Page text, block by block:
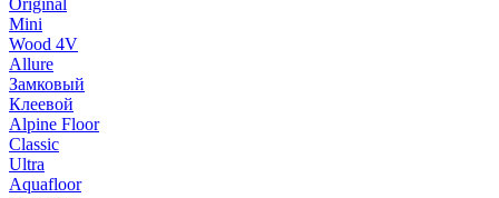
Original
Mini
Wood 4V
Allure
Замковый
Клеевой
Alpine Floor
Classic
Ultra
Aquafloor